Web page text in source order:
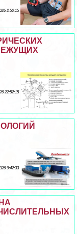
2:50:15
22:52:15
9:42:33